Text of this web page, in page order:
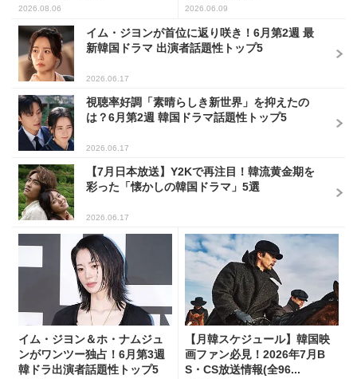
2026.08.06 2026.06.09
イム・ジヨンが首位に返り咲き！6月第2週 最
新韓国ドラマ 出演者話題性トップ5
2026.06.17
視聴率好調「素晴らしき新世界」を抑えたの
は？6月第2週 韓国ドラマ話題性トップ5
2026.06.17
【7月日本放送】Y2Kで再注目！韓流黄金期を
彩った「懐かしの韓国ドラマ」5選
2026.06.17
イム・ジヨン＆ホ・ナムジュ
ンがワンツー独占！6月第3週
韓ドラ出演者話題性トップ5
【月韓スケジュール】韓国映
画ファン必見！2026年7月B
S・CS放送情報(全96...